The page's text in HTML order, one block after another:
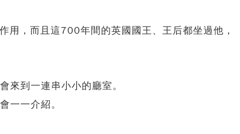
用，而且這700年間的英國國王、王后都坐過他，
來到一連串小小的廳室。
一一介紹。